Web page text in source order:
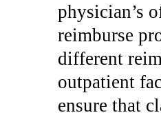
physician’s
reimburse
different
outpatient
ensure that